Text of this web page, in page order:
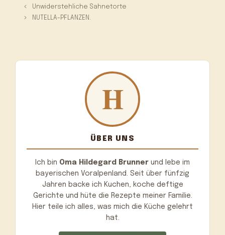
Unwiderstehliche Sahnetorte
NUTELLA-PFLANZEN.
ÜBER UNS
Ich bin Oma Hildegard Brunner und lebe im
bayerischen Voralpenland. Seit über fünfzig
Jahren backe ich Kuchen, koche deftige
Gerichte und hüte die Rezepte meiner Familie.
Hier teile ich alles, was mich die Küche gelehrt
hat.